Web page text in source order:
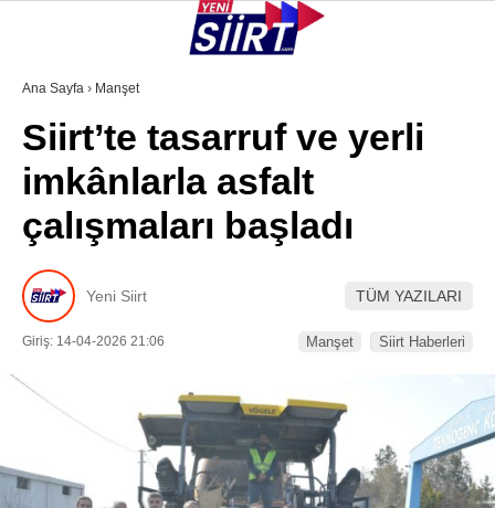
YAZARLAR
KURTALAN
ERUH
BAYKAN
PERVARI
TILLO
NÖBETÇI ECZANELER
Ana Sayfa › Manşet
Siirt’te tasarruf ve yerli
imkânlarla asfalt
çalışmaları başladı
Yeni Siirt TÜM YAZILARI
Giriş: 14-04-2026 21:06 Manşet Siirt Haberleri